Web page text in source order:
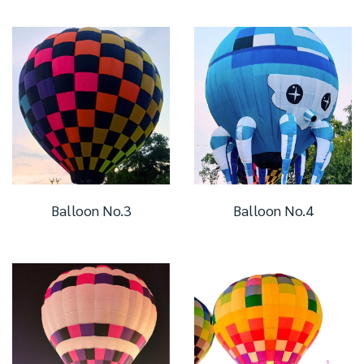
Balloon No.3 Balloon No.4